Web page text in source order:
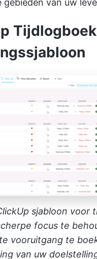
gebieden van uw
sjabloon voor
focus te
vooruitgang te
van uw